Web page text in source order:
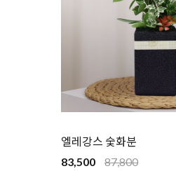
엘레강스 숯화분
83,500
87,800